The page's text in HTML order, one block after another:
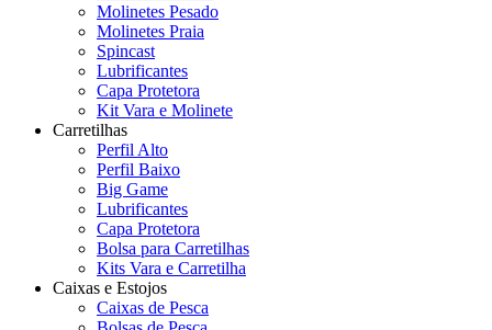
Molinetes Pesado
Molinetes Praia
Spincast
Lubrificantes
Capa Protetora
Kit Vara e Molinete
Carretilhas
Perfil Alto
Perfil Baixo
Big Game
Lubrificantes
Capa Protetora
Bolsa para Carretilhas
Kits Vara e Carretilha
Caixas e Estojos
Caixas de Pesca